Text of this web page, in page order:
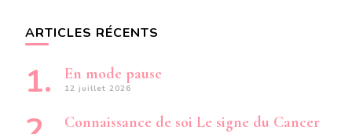
ARTICLES RÉCENTS
En mode pause
12 juillet 2026
Connaissance de soi Le signe du Cancer